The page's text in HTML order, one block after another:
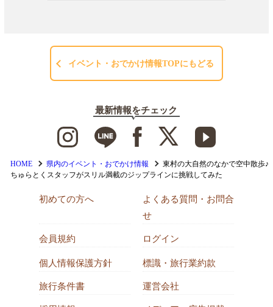
イベント・おでかけ情報TOPにもどる
最新情報をチェック
HOME 県内のイベント・おでかけ情報
東村の大自然のなかで空中散歩♪
ちゅらとくスタッフがスリル満載のジップラインに挑戦してみた
初めての方へ
よくある質問・お問合
せ
会員規約 ログイン
個人情報保護方針 標識・旅行業約款
旅行条件書 運営会社